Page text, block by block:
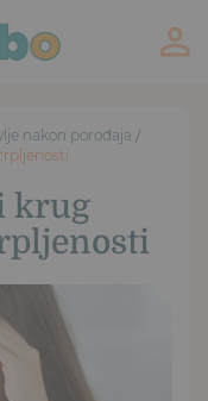
nakon porođaja /
krug